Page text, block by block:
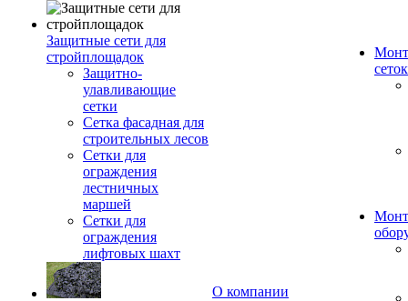
Защитные сети для
стройплощадок
Защитно-
улавливающие
сетки
Сетка фасадная для
строительных лесов
Сетки для
ограждения
лестничных
маршей
Сетки для
ограждения
лифтовых шахт
О компании
сеток